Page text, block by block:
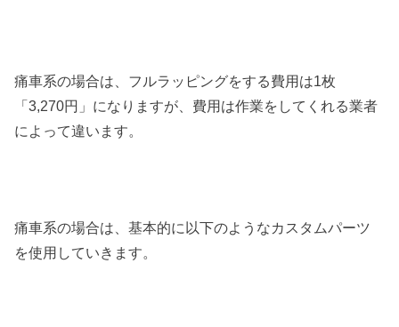
痛車系の場合は、フルラッピングをする費用は1枚
「3,270円」になりますが、費用は作業をしてくれる業者
によって違います。
痛車系の場合は、基本的に以下のようなカスタムパーツ
を使用していきます。